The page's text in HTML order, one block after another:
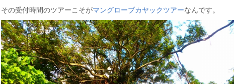
その受付時間のツアーこそがマングローブカヤックツアーなんです。